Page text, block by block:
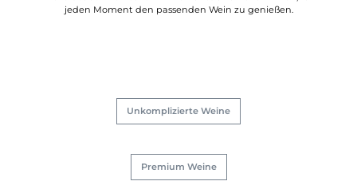
jeden Moment den passenden Wein zu genießen.
Unkomplizierte Weine
Premium Weine